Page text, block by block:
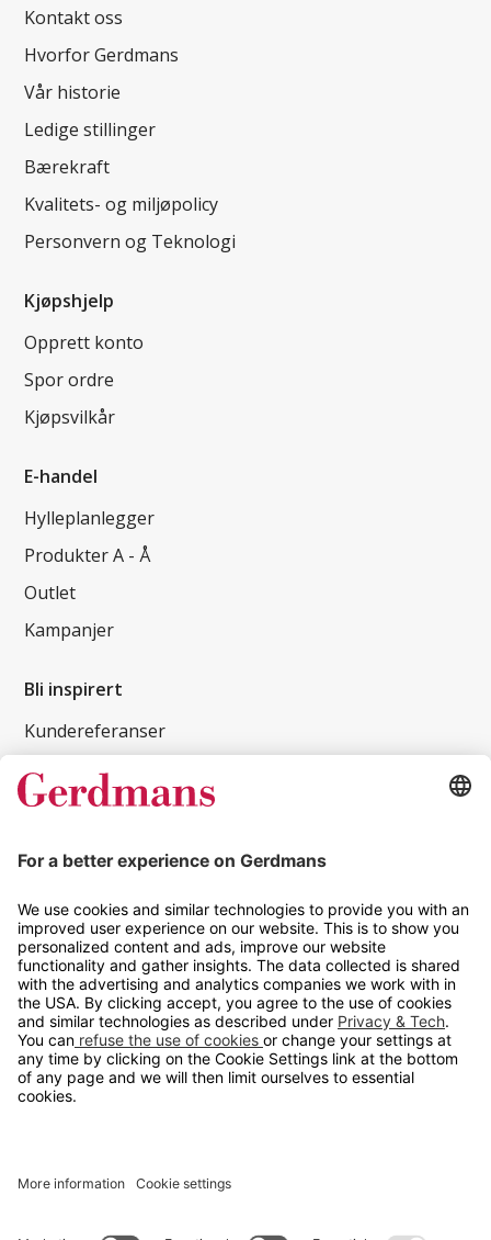
Kontakt oss
Hvorfor Gerdmans
Vår historie
Ledige stillinger
Bærekraft
Kvalitets- og miljøpolicy
Personvern og Teknologi
Kjøpshjelp
Opprett konto
Spor ordre
Kjøpsvilkår
E-handel
Hylleplanlegger
Produkter A - Å
Outlet
Kampanjer
Bli inspirert
Kundereferanser
Magasin
Tips og guider
Kontakt
info@gerdmans.no
67 80 56 20
Åpningstid
Hverdager 08:00-16:00